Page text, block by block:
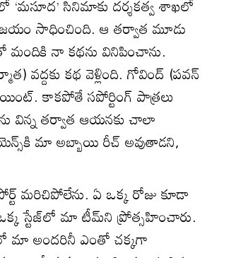
సాధించింది. ఆ తర్వాత మూడు
నా కథను వినిపించాను.
వద్దకు కథ వెళ్లింది. గోవింద్ (పవన్
కాకపోతే సపోర్టింగ్ పాత్రలు
విన్న తర్వాత ఆయనకు చాలా
మా అబ్బాయి రీచ్ అవుతాడని,
మరిచిపోలేను. ఏ ఒక్క రోజు కూడా
స్టేజ్‌లో మా టీమ్‌ని ప్రోత్సహించారు.
మా అందరినీ ఎంతో చక్కగా